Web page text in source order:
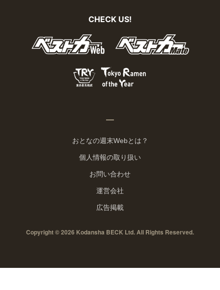
CHECK US!
おとなの週末Webとは？
個人情報の取り扱い
お問い合わせ
運営会社
広告掲載
Copyright © 2026 Kodansha BECK Ltd. All Rights Reserved.